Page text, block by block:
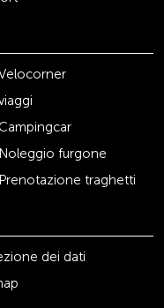
furgone
traghetti
dei dati